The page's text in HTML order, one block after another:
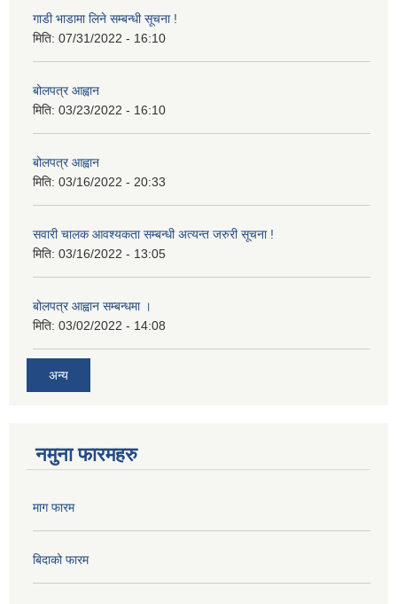
गाडी भाडामा लिने सम्बन्धी सूचना !
मिति: 07/31/2022 - 16:10
बोलपत्र आह्वान
मिति: 03/23/2022 - 16:10
बोलपत्र आह्वान
मिति: 03/16/2022 - 20:33
सवारी चालक आवश्यकता सम्बन्धी अत्यन्त जरुरी सूचना !
मिति: 03/16/2022 - 13:05
बोलपत्र आह्वान सम्बन्धमा ।
मिति: 03/02/2022 - 14:08
अन्य
नमुना फारमहरु
माग फारम
बिदाको फारम